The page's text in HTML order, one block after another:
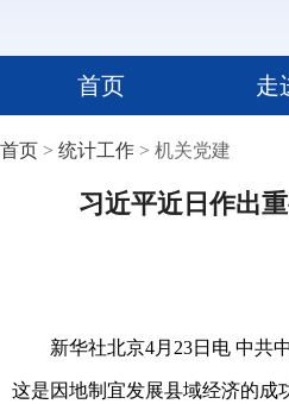
首页 走
首页 > 统计工作 > 机关党建
习近平近日作出
新华社北京4月23日电 中共
这是因地制宜发展县域经济的成